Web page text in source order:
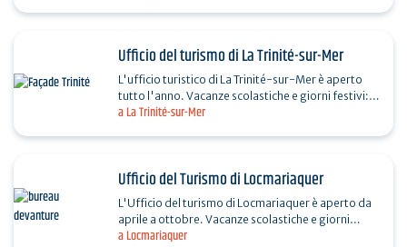
a La Trinité-sur-Mer
Ufficio del turismo di La Trinité-sur-Mer
L'ufficio turistico di La Trinité-sur-Mer è aperto
tutto l'anno. Vacanze scolastiche e giorni festivi: -
14/07 e 15/08: 9:30-13:00 / 14:00-18:00 -…
a Locmariaquer
Ufficio del Turismo di Locmariaquer
L'Ufficio del turismo di Locmariaquer è aperto da
aprile a ottobre. Vacanze scolastiche e giorni